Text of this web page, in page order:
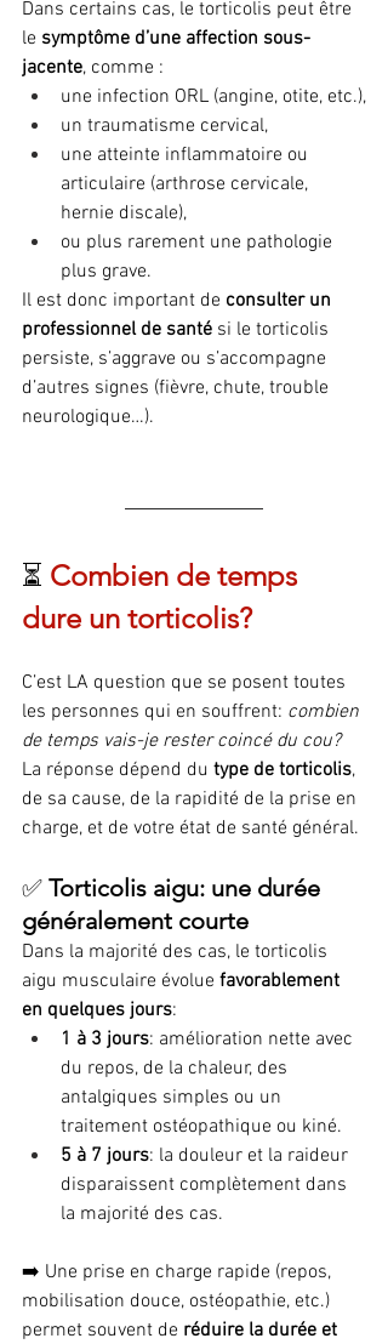
Dans certains cas, le torticolis peut être
le symptôme d’une affection sous-
jacente, comme :
une infection ORL (angine, otite, etc.),
un traumatisme cervical,
une atteinte inflammatoire ou
articulaire (arthrose cervicale,
hernie discale),
ou plus rarement une pathologie
plus grave.
Il est donc important de consulter un
professionnel de santé si le torticolis
persiste, s’aggrave ou s’accompagne
d’autres signes (fièvre, chute, trouble
neurologique…).
⏳ Combien de temps
dure un torticolis?
C’est LA question que se posent toutes
les personnes qui en souffrent: combien
de temps vais-je rester coincé du cou?
La réponse dépend du type de torticolis,
de sa cause, de la rapidité de la prise en
charge, et de votre état de santé général.
✅ Torticolis aigu: une durée
généralement courte
Dans la majorité des cas, le torticolis
aigu musculaire évolue favorablement
en quelques jours:
1 à 3 jours: amélioration nette avec
du repos, de la chaleur, des
antalgiques simples ou un
traitement ostéopathique ou kiné.
5 à 7 jours: la douleur et la raideur
disparaissent complètement dans
la majorité des cas.
➡️ Une prise en charge rapide (repos,
mobilisation douce, ostéopathie, etc.)
permet souvent de réduire la durée et